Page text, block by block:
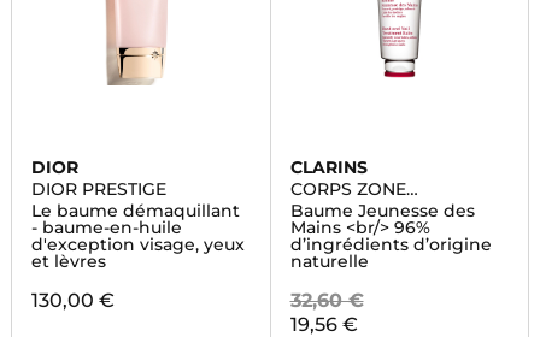
DIOR
DIOR PRESTIGE
Le baume démaquillant
- baume-en-huile
d'exception visage, yeux
et lèvres
130,00 €
CLARINS
CORPS ZONE
SPECIFIQUE
Baume Jeunesse des
Mains <br/> 96%
d’ingrédients d’origine
naturelle
32,60 €
19,56 €